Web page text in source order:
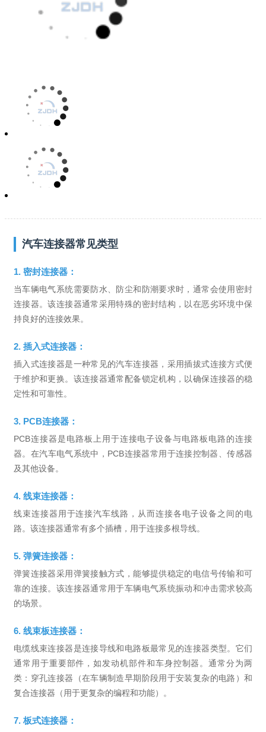
汽车连接器常见类型
1. 密封连接器：
当车辆电气系统需要防水、防尘和防潮要求时，通常会使用密封
连接器。该连接器通常采用特殊的密封结构，以在恶劣环境中保
持良好的连接效果。
2. 插入式连接器：
插入式连接器是一种常见的汽车连接器，采用插拔式连接方式便
于维护和更换。该连接器通常配备锁定机构，以确保连接器的稳
定性和可靠性。
3. PCB连接器：
PCB连接器是电路板上用于连接电子设备与电路板电路的连接
器。在汽车电气系统中，PCB连接器常用于连接控制器、传感器
及其他设备。
4. 线束连接器：
线束连接器用于连接汽车线路，从而连接各电子设备之间的电
路。该连接器通常有多个插槽，用于连接多根导线。
5. 弹簧连接器：
弹簧连接器采用弹簧接触方式，能够提供稳定的电信号传输和可
靠的连接。该连接器通常用于车辆电气系统振动和冲击需求较高
的场景。
6. 线束板连接器：
电缆线束连接器是连接导线和电路板最常见的连接器类型。它们
通常用于重要部件，如发动机部件和车身控制器。通常分为两
类：穿孔连接器（在车辆制造早期阶段用于安装复杂的电路）和
复合连接器（用于更复杂的编程和功能）。
7. 板式连接器：